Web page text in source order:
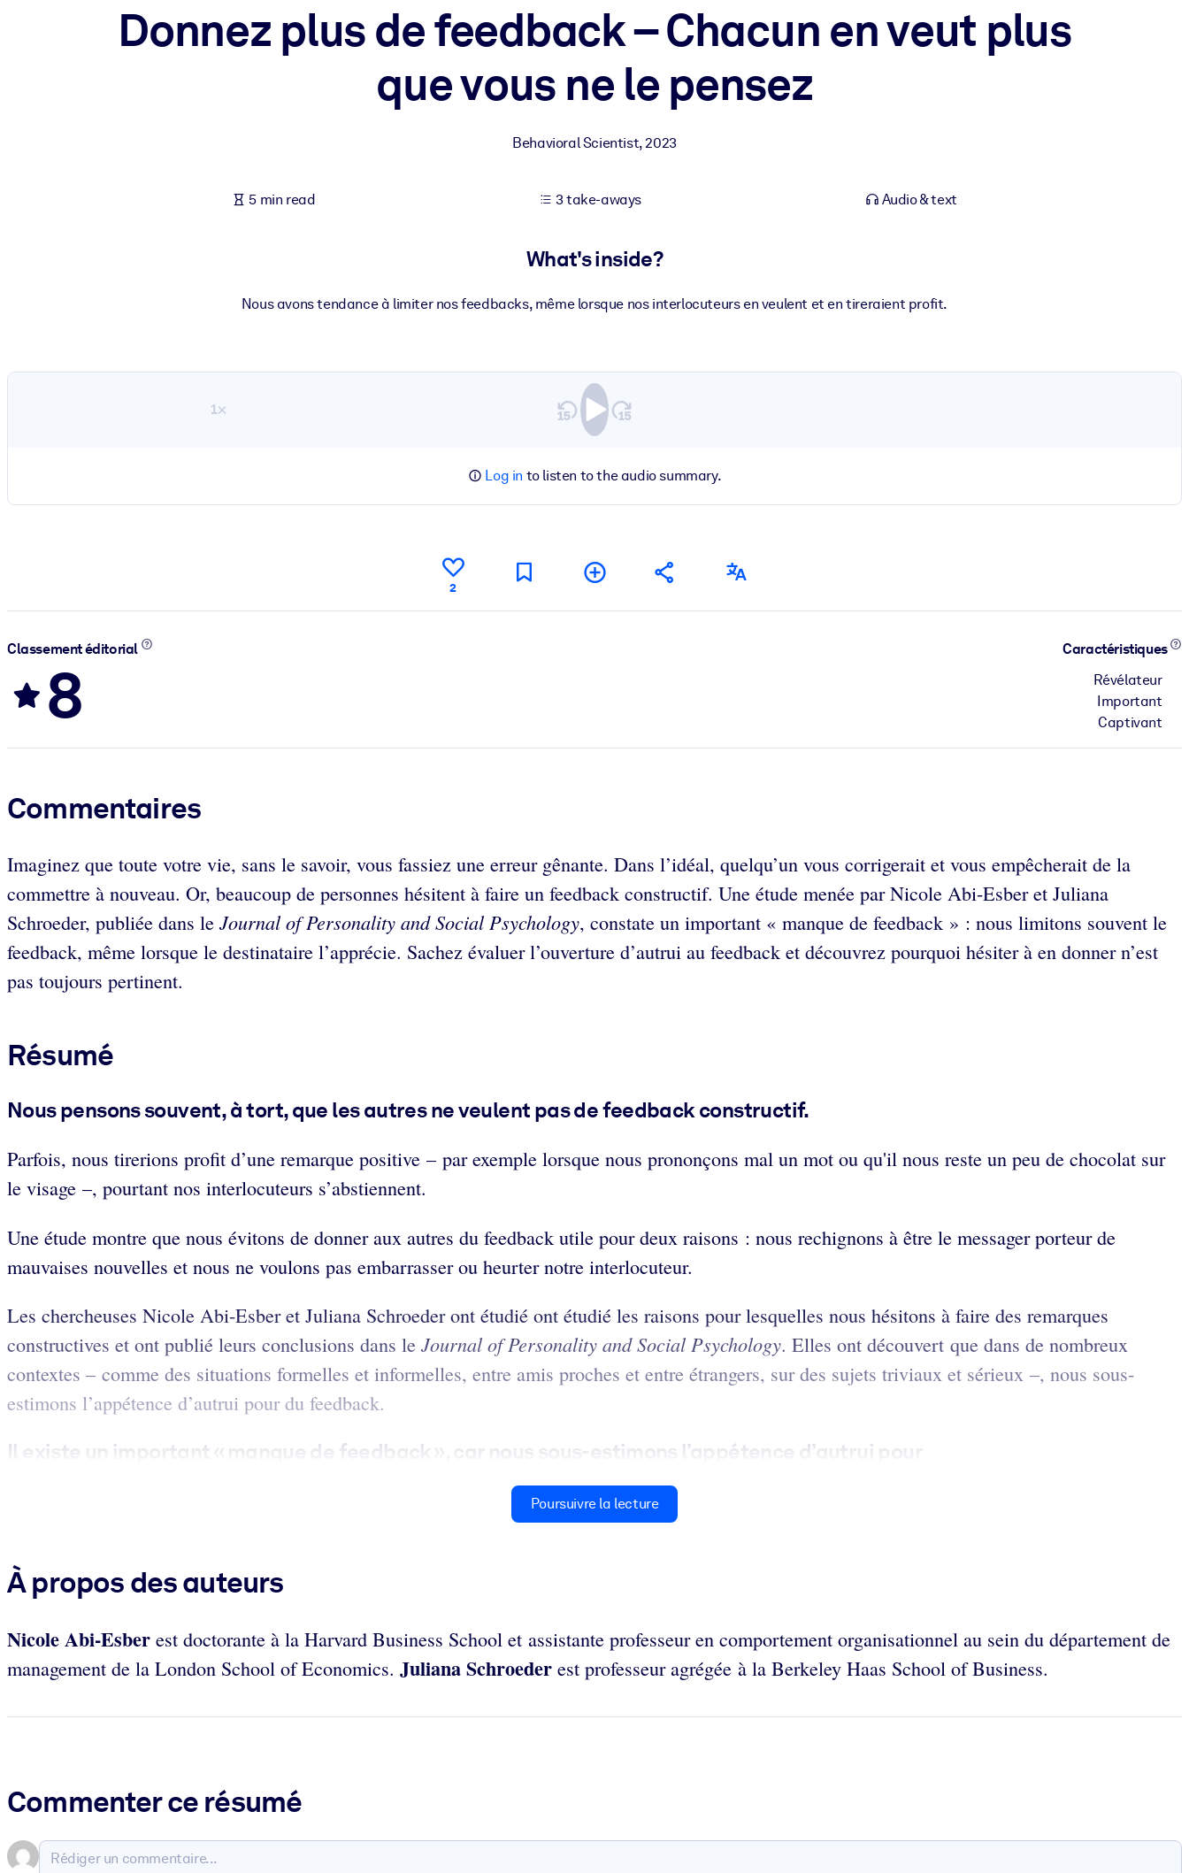
Fuel your AI systems with reliable, structured knowledge to improve outputs.
Donnez plus de feedback – Chacun en veut plus
que vous ne le pensez
Behavioral Scientist,2023
5 min read 3 take-aways Audio & text
What's inside?
Nous avons tendance à limiter nos feedbacks, même lorsque nos interlocuteurs en veulent et en tireraient profit.
1×
Log in to listen to the audio summary.
2
Classement éditorial
8
Caractéristiques
Révélateur
Important
Captivant
Commentaires
Imaginez que toute votre vie, sans le savoir, vous fassiez une erreur gênante. Dans l’idéal, quelqu’un vous corrigerait et vous empêcherait de la
commettre à nouveau. Or, beaucoup de personnes hésitent à faire un feedback constructif. Une étude menée par Nicole Abi-Esber et Juliana
Schroeder, publiée dans le Journal of Personality and Social Psychology, constate un important « manque de feedback » : nous limitons souvent le
feedback, même lorsque le destinataire l’apprécie. Sachez évaluer l’ouverture d’autrui au feedback et découvrez pourquoi hésiter à en donner n’est
pas toujours pertinent.
Résumé
Nous pensons souvent, à tort, que les autres ne veulent pas de feedback constructif.
Parfois, nous tirerions profit d’une remarque positive – par exemple lorsque nous prononçons mal un mot ou qu'il nous reste un peu de chocolat sur
le visage –, pourtant nos interlocuteurs s’abstiennent.
Une étude montre que nous évitons de donner aux autres du feedback utile pour deux raisons : nous rechignons à être le messager porteur de
mauvaises nouvelles et nous ne voulons pas embarrasser ou heurter notre interlocuteur.
Les chercheuses Nicole Abi-Esber et Juliana Schroeder ont étudié ont étudié les raisons pour lesquelles nous hésitons à faire des remarques
constructives et ont publié leurs conclusions dans le Journal of Personality and Social Psychology. Elles ont découvert que dans de nombreux
contextes – comme des situations formelles et informelles, entre amis proches et entre étrangers, sur des sujets triviaux et sérieux –, nous sous-
estimons l’appétence d’autrui pour du feedback.
Il existe
un important « manque de feedback » , car nous sous-estimons l’appétence d’autrui pour
Poursuivre la lecture
À propos des auteurs
Nicole Abi-Esber est doctorante à la Harvard Business School et assistante professeur en comportement organisationnel au sein du département de
management de la London School of Economics. Juliana Schroeder est professeur agrégée à la Berkeley Haas School of Business.
Commenter ce résumé